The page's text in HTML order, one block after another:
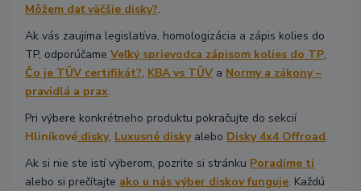
Môžem dať väčšie disky?.
Ak vás zaujíma legislatíva, homologizácia a zápis kolies do
TP, odporúčameVeľký sprievodca zápisom kolies do TP,
Čo je TÜV certifikát?, KBA vs TÜV a Normy a zákony –
pravidlá a prax.
Pri výbere konkrétneho produktu pokračujte do sekcií
Hliníkové disky, Luxusné diskyalebo Disky 4x4 Offroad.
Ak si nie ste istí výberom, pozrite si stránku Poradíme ti
alebo si prečítajte ako u nás výber diskov funguje. Každú